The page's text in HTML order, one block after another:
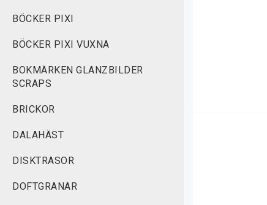
BÖCKER PIXI
BÖCKER PIXI VUXNA
BOKMÄRKEN GLANZBILDER
SCRAPS
BRICKOR
DALAHÄST
DISKTRASOR
DOFTGRANAR